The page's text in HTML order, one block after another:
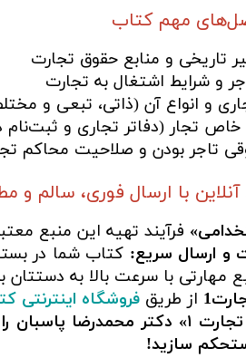
مهم کتاب
تاریخی و منابع حقوق تجارت
و شرایط اشتغال به تجارت
و انواع آن (ذاتی، تبعی و
خاص تجار (دفاتر تجاری و ثبت‌نام
تاجر بودن و صلاحیت محاکم
با ارسال فوری، سالم و
فرآیند تهیه این منبع
و ارسال سریع: کتاب شما در
مهارتی با سرعت بالا به دستتان
از طریق فروشگاه اینترنتی
همین امروز «حقوق تجارت ۱»
سازید!